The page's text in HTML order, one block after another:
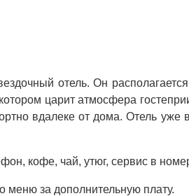
отель. Он
царит атмосфера
вдалеке от дома. Отель
кофе, чай, утюг, сервис в
меню за дополнительную плату.